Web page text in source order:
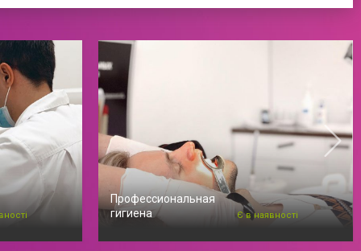
Профессиональная
гигиена
Є в наявності